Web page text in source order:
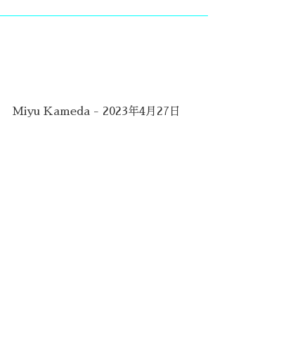
Miyu Kameda - 2023年4月27日